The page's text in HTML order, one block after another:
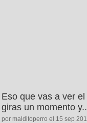
Eso que vas a ver
giras un momento
por malditoperro el 15 sep